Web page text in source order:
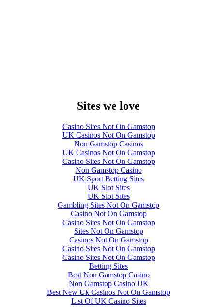
Sites we love
Casino Sites Not On Gamstop
UK Casinos Not On Gamstop
Non Gamstop Casinos
UK Casinos Not On Gamstop
Casino Sites Not On Gamstop
Non Gamstop Casino
UK Sport Betting Sites
UK Slot Sites
UK Slot Sites
Gambling Sites Not On Gamstop
Casino Not On Gamstop
Casino Sites Not On Gamstop
Sites Not On Gamstop
Casinos Not On Gamstop
Casino Sites Not On Gamstop
Casino Sites Not On Gamstop
Betting Sites
Best Non Gamstop Casino
Non Gamstop Casino UK
Best New Uk Casinos Not On Gamstop
List Of UK Casino Sites